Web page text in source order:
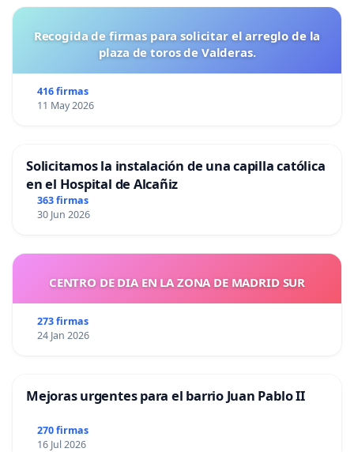
Recogida de firmas para solicitar el arreglo de la
plaza de toros de Valderas.
416 firmas
11 May 2026
Solicitamos la instalación de una capilla católica
en el Hospital de Alcañiz
363 firmas
30 Jun 2026
CENTRO DE DIA EN LA ZONA DE MADRID SUR
273 firmas
24 Jan 2026
Mejoras urgentes para el barrio Juan Pablo II
270 firmas
16 Jul 2026